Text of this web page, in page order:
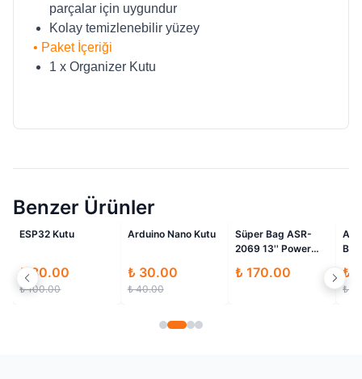
parçalar için uygundur
Kolay temizlenebilir yüzey
• Paket İçeriği
1 x Organizer Kutu
Benzer Ürünler
ESP32 Kutu
₺ 80.00
₺ 100.00
İndirimli
Arduino Nano Kutu
₺ 30.00
₺ 40.00
Süper Bag ASR-
2069 13'' Power
Çantası
₺ 170.00 ₺
₺